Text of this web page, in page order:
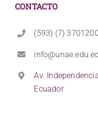
CONTACTO
(593) (7) 3701200
info@unae.edu.ec
Av.
Ecuador